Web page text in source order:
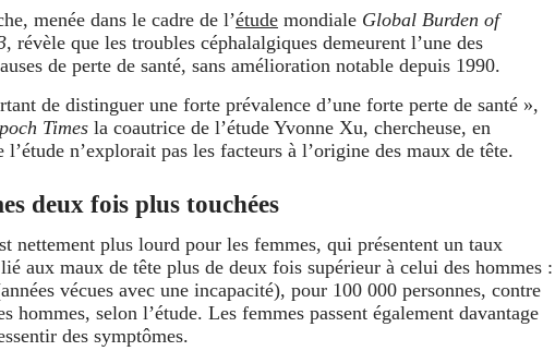
menée dans le cadre de l’étude mondiale Global Burden of
, révèle que les troubles céphalalgiques demeurent l’une des
de perte de santé, sans amélioration notable depuis 1990.
de distinguer une forte prévalence d’une forte perte de santé »,
Times la coautrice de l’étude Yvonne Xu, chercheuse, en
l’étude n’explorait pas les facteurs à l’origine des maux de tête.
deux fois plus touchées
nettement plus lourd pour les femmes, qui présentent un taux
aux maux de tête plus de deux fois supérieur à celui des hommes :
vécues avec une incapacité), pour 100 000 personnes, contre
hommes, selon l’étude. Les femmes passent également davantage
des symptômes.